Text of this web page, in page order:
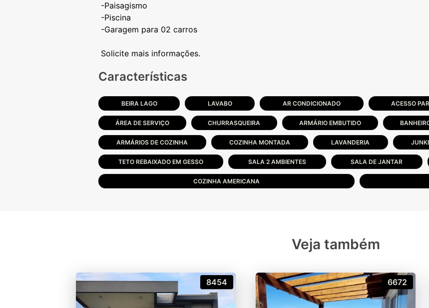
-Paisagismo
-Piscina
-Garagem para 02 carros
Características
BEIRA LAGO LAVABO AR CONDICIONADO ACESSO
ÁREA DE SERVIÇO CHURRASQUEIRA ARMÁRIO EMBUTIDO
ARMÁRIOS DE COZINHA COZINHA MONTADA LAVANDERIA
TETO REBAIXADO EM GESSO SALA 2 AMBIENTES SALA DE JANTAR
COZINHA AMERICANA
Veja também
8454 6672